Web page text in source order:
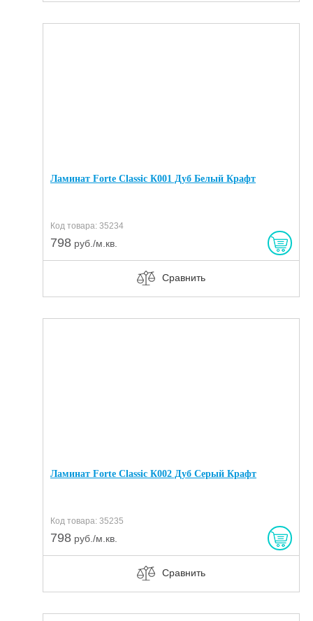
Ламинат Forte Classic К001 Дуб Белый Крафт
Код товара: 35234
798 руб./м.кв.
Сравнить
Ламинат Forte Classic К002 Дуб Серый Крафт
Код товара: 35235
798 руб./м.кв.
Сравнить